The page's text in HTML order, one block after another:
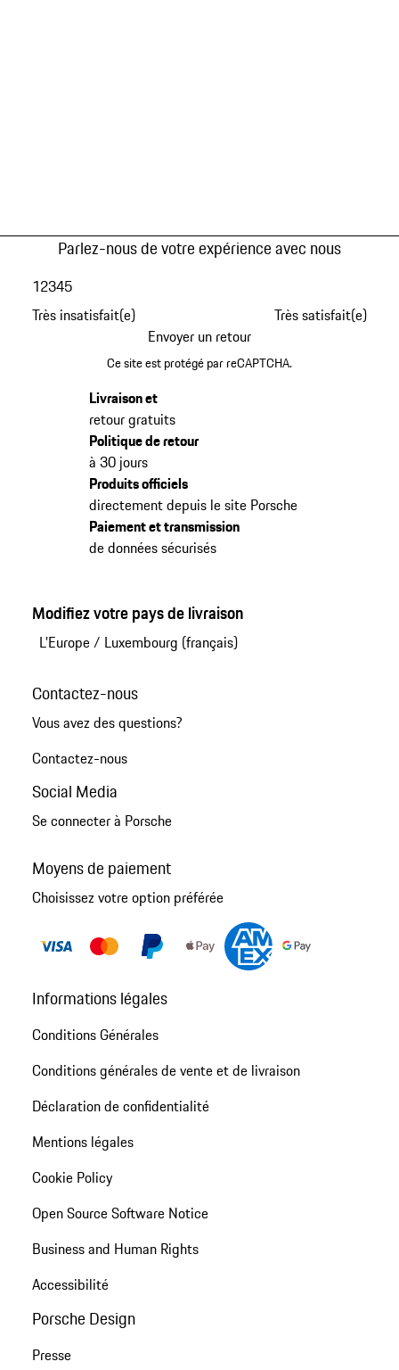
Parlez-nous de votre expérience avec nous
Très insatisfait(e)
12345
Très satisfait(e)
Envoyer un retour
Ce site est protégé par reCAPTCHA.
Livraison et
retour gratuits
Politique de retour
à 30 jours
Produits officiels
directement depuis le site Porsche
Paiement et transmission
de données sécurisés
Modifiez votre pays de livraison
L'Europe/ Luxembourg (français)
Contactez-nous
Vous avez des questions?
Contactez-nous
Social Media
Se connecter à Porsche
Moyens de paiement
Choisissez votre option préférée
Informations légales
Conditions Générales
Conditions générales de vente et de livraison
Déclaration de confidentialité
Mentions légales
Cookie Policy
Open Source Software Notice
Business and Human Rights
Accessibilité
Porsche Design
Presse